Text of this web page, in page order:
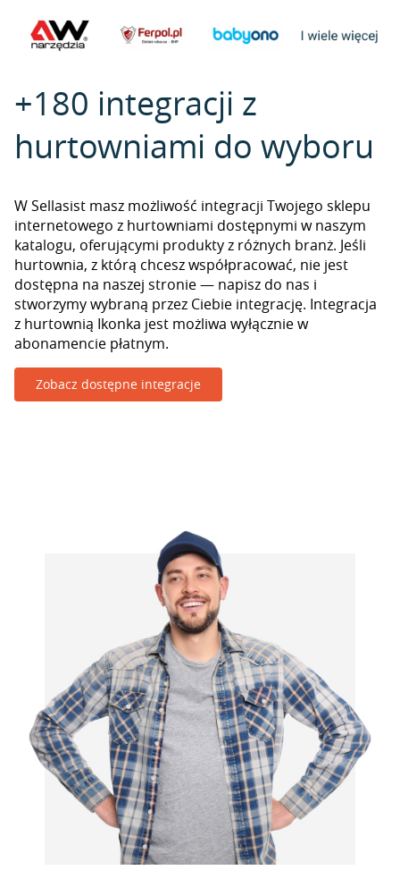
+180 integracji z
hurtowniami do wyboru
W Sellasist masz możliwość integracji Twojego sklepu
internetowego z hurtowniami dostępnymi w naszym
katalogu, oferującymi produkty z różnych branż. Jeśli
hurtownia, z którą chcesz współpracować, nie jest
dostępna na naszej stronie — napisz do nas i
stworzymy wybraną przez Ciebie integrację. Integracja
z hurtownią Ikonka jest możliwa wyłącznie w
abonamencie płatnym.
Zobacz dostępne integracje